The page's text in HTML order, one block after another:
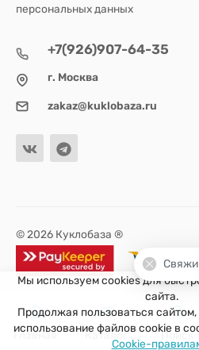
персональных данных
+7(926)907-64-35
г. Москва
zakaz@kuklobaza.ru
© 2026 Куклобаза ®
Мы используем cookies для
сайта.
Продолжая пользоваться
использование файлов cookie в
Cookie-
Главная Каталог Поиск